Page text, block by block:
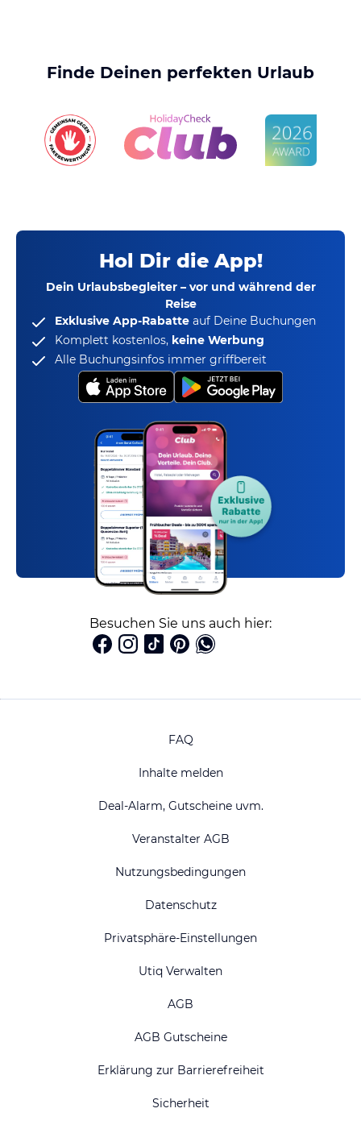
Finde Deinen perfekten Urlaub
Hol Dir die App!
Dein Urlaubsbegleiter – vor und während der
Reise
Exklusive App-Rabatte auf Deine Buchungen
Komplett kostenlos, keine Werbung
Alle Buchungsinfos immer griffbereit
Besuchen Sie uns auch hier:
FAQ
Inhalte melden
Deal-Alarm, Gutscheine uvm.
Veranstalter AGB
Nutzungsbedingungen
Datenschutz
Privatsphäre-Einstellungen
Utiq Verwalten
AGB
AGB Gutscheine
Erklärung zur Barrierefreiheit
Sicherheit